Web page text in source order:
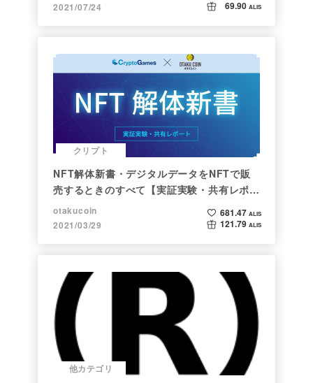
2021/07/24
69.90 ALIS
クリプト
NFT解体新書・デジタルデータをNFTで販
売するときのすべて【実証実験・共有レポー
ト】
otakucoin
2021/03/29
681.47 ALIS
121.79 ALIS
他カテゴリ